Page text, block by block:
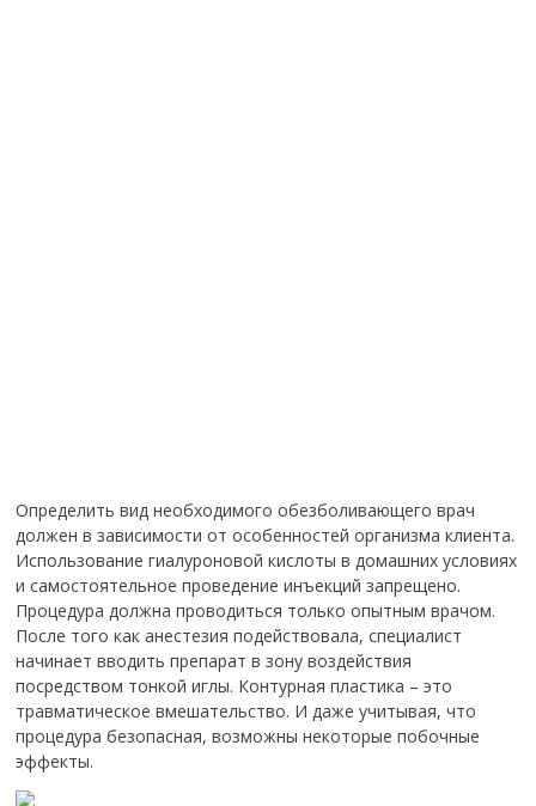
Определить вид необходимого обезболивающего врач
должен в зависимости от особенностей организма клиента.
Использование гиалуроновой кислоты в домашних условиях
и самостоятельное проведение инъекций запрещено.
Процедура должна проводиться только опытным врачом.
После того как анестезия подействовала, специалист
начинает вводить препарат в зону воздействия
посредством тонкой иглы. Контурная пластика – это
травматическое вмешательство. И даже учитывая, что
процедура безопасная, возможны некоторые побочные
эффекты.